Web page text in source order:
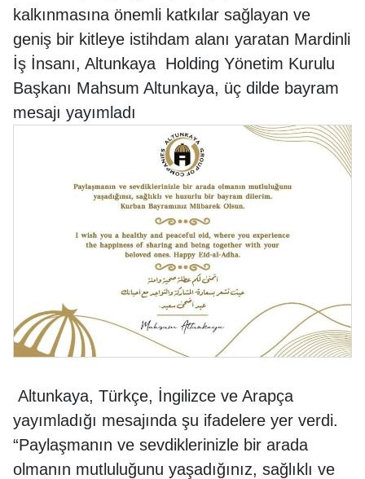
kalkınmasına önemli katkılar sağlayan ve
geniş bir kitleye istihdam alanı yaratan Mardinli
İş İnsanı, Altunkaya Holding Yönetim Kurulu
Başkanı Mahsum Altunkaya, üç dilde bayram
mesajı yayımladı
Altunkaya, Türkçe, İngilizce ve Arapça
yayımladığı mesajında şu ifadelere yer verdi.
“Paylaşmanın ve sevdiklerinizle bir arada
olmanın mutluluğunu yaşadığınız, sağlıklı ve